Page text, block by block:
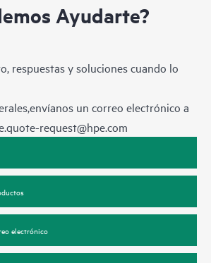
Ayudarte?
respuestas y soluciones cuando lo
un correo electrónico a
request@hpe.com
electrónico